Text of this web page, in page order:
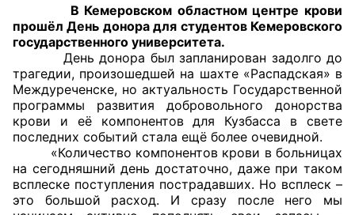
+7 (3842) 58-82-40
OPKO42@BK.RU
ОБРАТНАЯ СВЯЗЬ
Главная
В Кемеровском областном центре крови
прошёл День донора для студентов Кемеровского
государственного университета.
День донора был запланирован задолго до
трагедии, произошедшей на шахте «Распадская» в
Междуреченске, но актуальность Государственной
программы развития добровольного донорства
крови и её компонентов для Кузбасса в свете
последних событий стала ещё более очевидной.
«Количество компонентов крови в больницах
на сегодняшний день достаточно, даже при таком
всплеске поступления пострадавших. Но всплеск –
это большой расход. И сразу после него мы